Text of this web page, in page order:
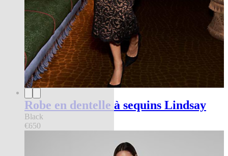
Robe en dentelle à sequins Lindsay
Black
€650